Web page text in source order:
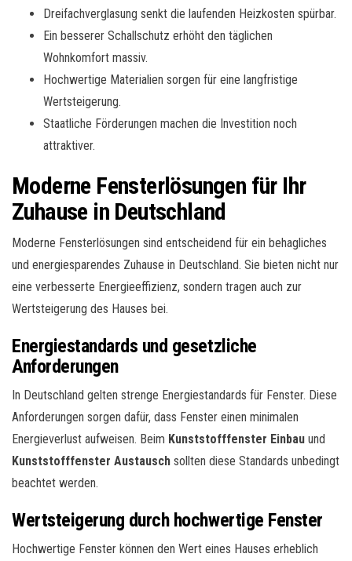
Dreifachverglasung senkt die laufenden Heizkosten spürbar.
Ein besserer Schallschutz erhöht den täglichen
Wohnkomfort massiv.
Hochwertige Materialien sorgen für eine langfristige
Wertsteigerung.
Staatliche Förderungen machen die Investition noch
attraktiver.
Moderne Fensterlösungen für Ihr
Zuhause in Deutschland
Moderne Fensterlösungen sind entscheidend für ein behagliches
und energiesparendes Zuhause in Deutschland. Sie bieten nicht nur
eine verbesserte Energieeffizienz, sondern tragen auch zur
Wertsteigerung des Hauses bei.
Energiestandards und gesetzliche
Anforderungen
In Deutschland gelten strenge Energiestandards für Fenster. Diese
Anforderungen sorgen dafür, dass Fenster einen minimalen
Energieverlust aufweisen. Beim Kunststofffenster Einbau und
Kunststofffenster Austausch sollten diese Standards unbedingt
beachtet werden.
Wertsteigerung durch hochwertige Fenster
Hochwertige Fenster können den Wert eines Hauses erheblich